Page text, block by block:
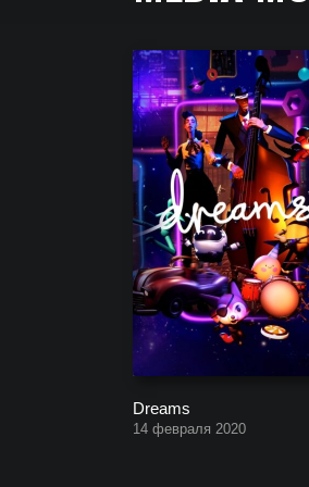
Dreams
14 февраля 2020